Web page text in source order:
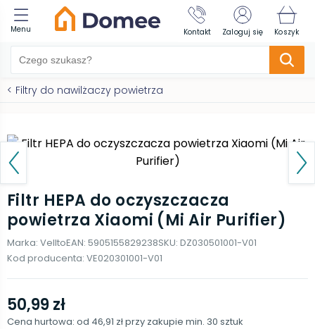
Menu Kontakt Zaloguj się Koszyk
< Filtry do nawilżaczy powietrza
Filtr HEPA do oczyszczacza
powietrza Xiaomi (Mi Air Purifier)
Marka: VelltoEAN: 5905155829238SKU: DZ030501001-V01
Kod producenta: VE020301001-V01
50,99 zł
Cena hurtowa: od 46,91 złprzy zakupie min. 30 sztuk